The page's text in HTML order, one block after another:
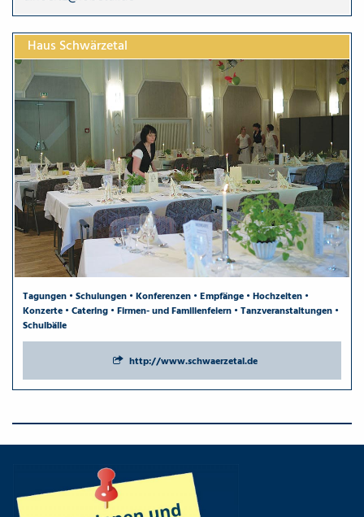
Haus Schwärzetal
Tagungen • Schulungen • Konferenzen • Empfänge • Hochzeiten •
Konzerte • Catering • Firmen- und Familienfeiern • Tanzveranstaltungen •
Schulbälle
http://www.schwaerzetal.de